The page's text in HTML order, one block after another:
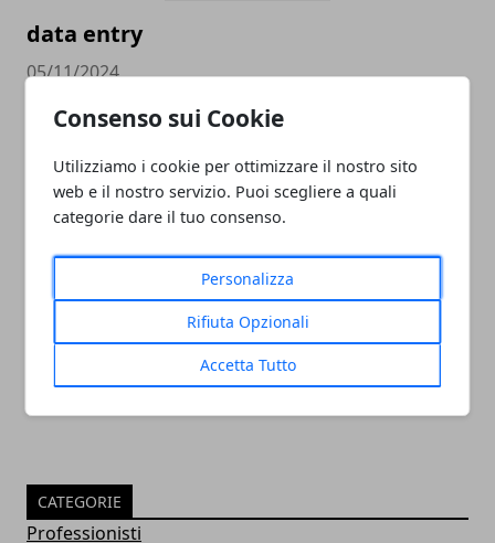
Consenso sui Cookie
Utilizziamo i cookie per ottimizzare il nostro sito
web e il nostro servizio. Puoi scegliere a quali
categorie dare il tuo consenso.
Personalizza
Rifiuta Opzionali
Accetta Tutto
data entry
05/11/2024
PULITORE COORDINATORE
05/11/2024
CATEGORIE
Professionisti